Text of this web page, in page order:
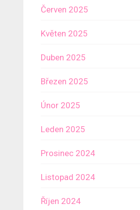
Červen 2025
Květen 2025
Duben 2025
Březen 2025
Únor 2025
Leden 2025
Prosinec 2024
Listopad 2024
Říjen 2024